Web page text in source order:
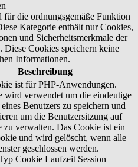
die ordnungsgemäße Funktion
Kategorie enthält nur Cookies,
und Sicherheitsmerkmale der
Diese Cookies speichern keine
Informationen.
Beschreibung
ist für PHP-Anwendungen.
wird verwendet um die eindeutige
Benutzers zu speichern und
um die Benutzersitzung auf
zu verwalten. Das Cookie ist ein
und wird gelöscht, wenn alle
geschlossen werden.
Cookie Laufzeit Session